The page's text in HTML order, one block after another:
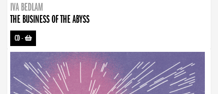
IVA BEDLAM
THE BUSINESS OF THE ABYSS
CD-